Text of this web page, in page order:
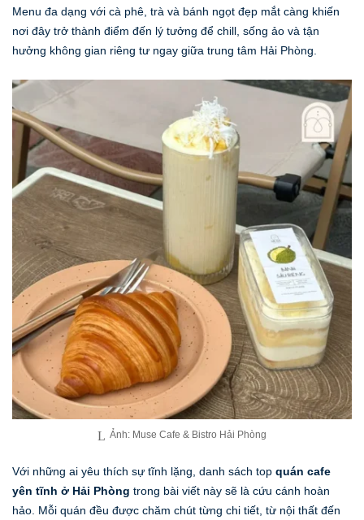
Menu đa dạng với cà phê, trà và bánh ngọt đẹp mắt càng khiến
nơi đây trở thành điểm đến lý tưởng để chill, sống ảo và tận
hưởng không gian riêng tư ngay giữa trung tâm Hải Phòng.
Ảnh: Muse Cafe & Bistro Hải Phòng
Với những ai yêu thích sự tĩnh lặng, danh sách top quán cafe
yên tĩnh ở Hải Phòng trong bài viết này sẽ là cứu cánh hoàn
hảo. Mỗi quán đều được chăm chút từng chi tiết, từ nội thất đến